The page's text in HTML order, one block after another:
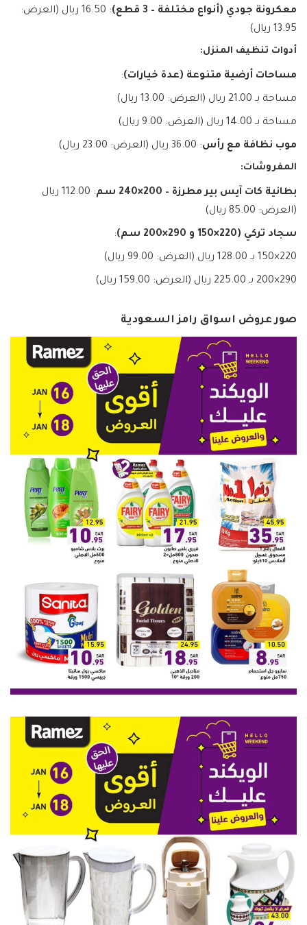
معكرونة جودي (أنواع مختلفة – 3 قطع)
: 16.50 ريال (العرض:
13.95 ريال)
أدوات تنظيف المنزل:
مساحات أرضية متنوعة (عدة خيارات):
مساحة بـ 21.00 ريال (العرض: 13.00 ريال)
مساحة بـ 14.00 ريال (العرض: 9.00 ريال)
موب نظافة مع رأس: 36.00 ريال (العرض: 23.00 ريال)
المفروشات:
بطانية كات آيس بير مطرزة – 200×240 سم
: 112.00 ريال
(العرض: 85.00 ريال)
سجاد تركي (220×150 و 290×200 سم) :
220×150 بـ 128.00 ريال (العرض: 99.00 ريال)
290×200 بـ 225.00 ريال (العرض: 159.00 ريال)
صور عروض اسواق رامز السعودية